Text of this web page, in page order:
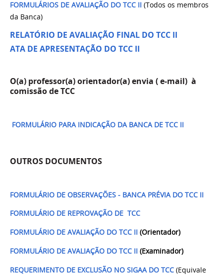
FORMULÁRIOS DE AVALIAÇÃO DO TCC II (Todos os membros
da Banca)
RELATÓRIO DE AVALIAÇÃO FINAL DO TCC II
ATA DE APRESENTAÇÃO DO TCC II
O(a) professor(a) orientador(a)envia ( e-mail) à
comissão de TCC
FORMULÁRIO PARA INDICAÇÃO DA BANCA DE TCC II
OUTROS DOCUMENTOS
FORMULÁRIO DE OBSERVAÇÕES - BANCA PRÉVIA DO TCC II
FORMULÁRIO DE REPROVAÇÃO DE TCC
FORMULÁRIO DE AVALIAÇÃO DO TCC II (Orientador)
FORMULÁRIO DE AVALIAÇÃO DO TCC II (Examinador)
REQUERIMENTO DE EXCLUSÃO NO SIGAA DO TCC (Equivale